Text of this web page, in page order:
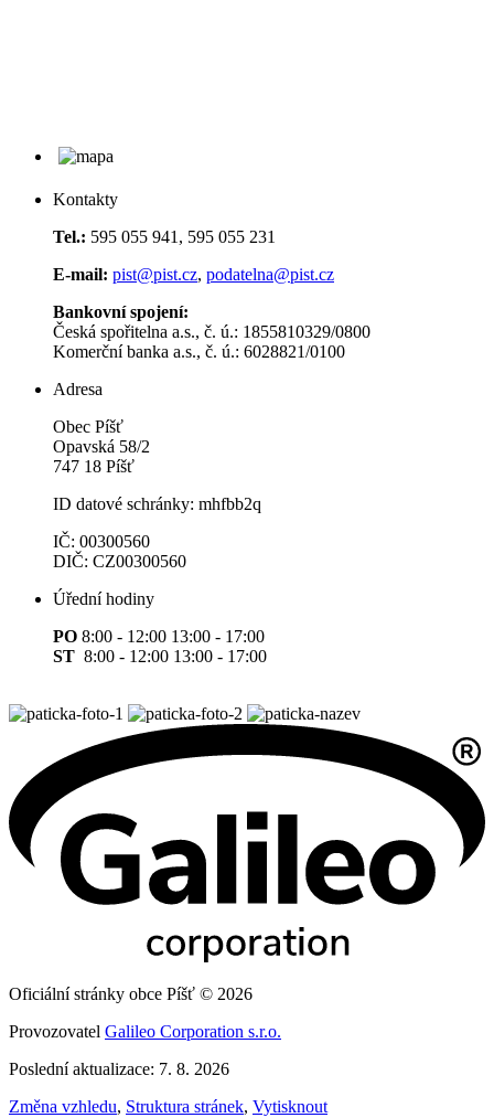
Kontakty
Tel.: 595 055 941, 595 055 231
E-mail: pist@pist.cz, podatelna@pist.cz
Bankovní spojení:
Česká spořitelna a.s., č. ú.: 1855810329/0800
Komerční banka a.s., č. ú.: 6028821/0100
Adresa
Obec Píšť
Opavská 58/2
747 18 Píšť
ID datové schránky: mhfbb2q
IČ: 00300560
DIČ: CZ00300560
Úřední hodiny
PO 8:00 - 12:00 13:00 - 17:00
ST 8:00 - 12:00 13:00 - 17:00
Oficiální stránky obce Píšť © 2026
Provozovatel Galileo Corporation s.r.o.
Poslední aktualizace: 7. 8. 2026
Změna vzhledu, Struktura stránek, Vytisknout